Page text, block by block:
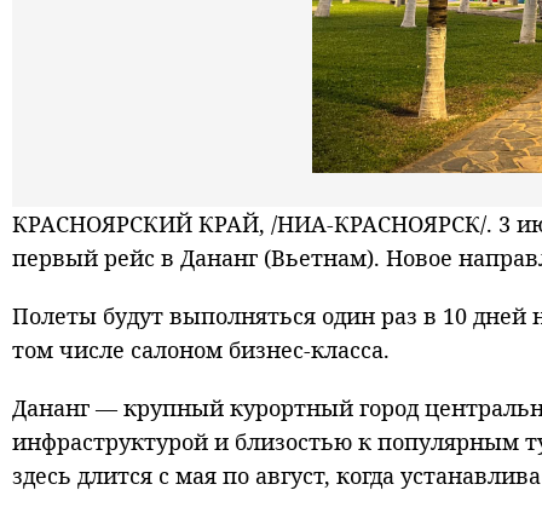
КРАСНОЯРСКИЙ КРАЙ, /НИА-КРАСНОЯРСК/. 3
первый рейс в Дананг (Вьетнам). Новое
Полеты будут выполняться один раз в 10
том числе салоном бизнес-класса.
Дананг — крупный курортный город
инфраструктурой и близостью к популярным
здесь длится с мая по август, когда